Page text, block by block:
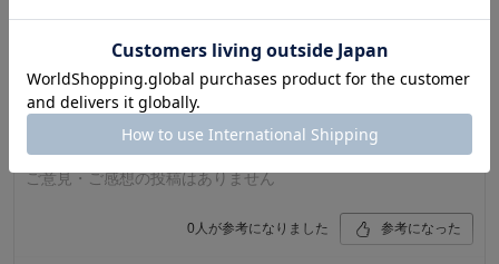
※現在販売していない色・サイズ等への商品レビューも含まれます。
2026年05月02日
女性・40代
ご意見・ご感想の投稿はありません
0 人が参考になりました 参考になった